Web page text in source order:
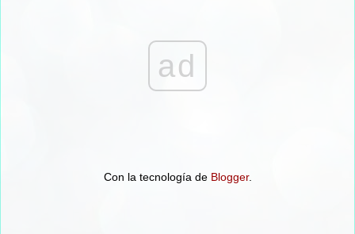
ad
Con la tecnología de Blogger.